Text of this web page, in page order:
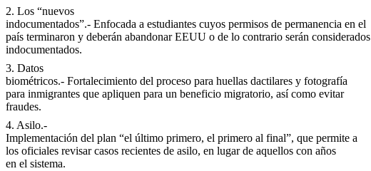
2. Los “nuevos
indocumentados”.- Enfocada a estudiantes cuyos permisos de permanencia en el
país terminaron y deberán abandonar EEUU o de lo contrario serán considerados
indocumentados.
3. Datos
biométricos.- Fortalecimiento del proceso para huellas dactilares y fotografía
para inmigrantes que apliquen para un beneficio migratorio, así como evitar
fraudes.
4. Asilo.-
Implementación del plan “el último primero, el primero al final”, que permite a
los oficiales revisar casos recientes de asilo, en lugar de aquellos con años
en el sistema.